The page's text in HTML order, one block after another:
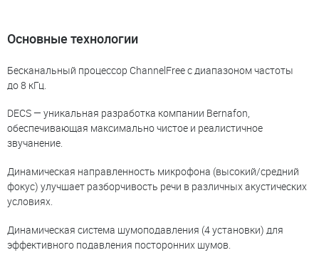
Основные технологии
Бесканальный процессор ChannelFree с диапазоном частоты
до 8 кГц.
DECS — уникальная разработка компании Bernafon,
обеспечивающая максимально чистое и реалистичное
звучанение.
Динамическая направленность микрофона (высокий/средний
фокус) улучшает разборчивость речи в различных акустических
условиях.
Динамическая система шумоподавления (4 установки) для
эффективного подавления посторонних шумов.